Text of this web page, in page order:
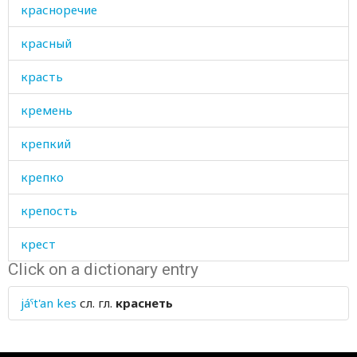
красноречие
красный
красть
кремень
крепкий
крепко
крепость
крест
крестец
кривой
Click on a dictionary entry
jáˤt'an kes сл. гл. краснеть